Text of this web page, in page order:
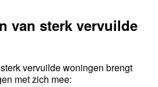
van sterk vervuilde
vervuilde woningen brengt
met zich mee: